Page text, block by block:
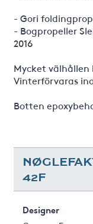
- Gori
- Bogpropeller
2016
Mycket välhållen
Vinterförvaras
Botten
42F
Designer